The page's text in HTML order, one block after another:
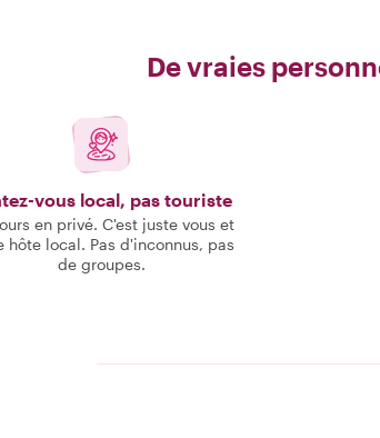
De vraies
vous local, pas touriste
en privé. C'est juste vous et
hôte local. Pas d'inconnus, pas
de groupes.